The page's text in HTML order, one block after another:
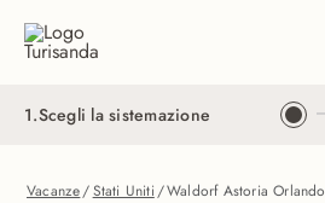
1.Scegli la sistemazione
Vacanze/Stati Uniti/Waldorf Astoria Orlando